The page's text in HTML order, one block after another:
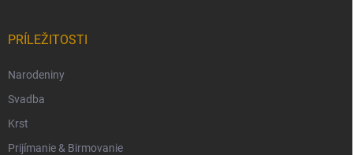
PRÍLEŽITOSTI
Narodeniny
Svadba
Krst
Prijímanie & Birmovanie